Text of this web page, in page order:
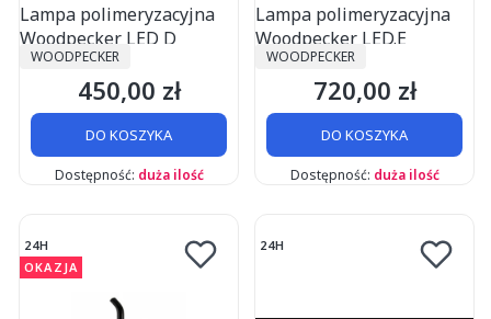
Lampa polimeryzacyjna
Woodpecker LED D
PRODUCENT
WOODPECKER
Cena
450,00 zł
DO KOSZYKA
Dostępność: duża ilość
Lampa polimeryzacyjna
Woodpecker LED.E
PRODUCENT
WOODPECKER
Cena
720,00 zł
DO KOSZYKA
Dostępność: duża ilość
24H
OKAZJA
24H